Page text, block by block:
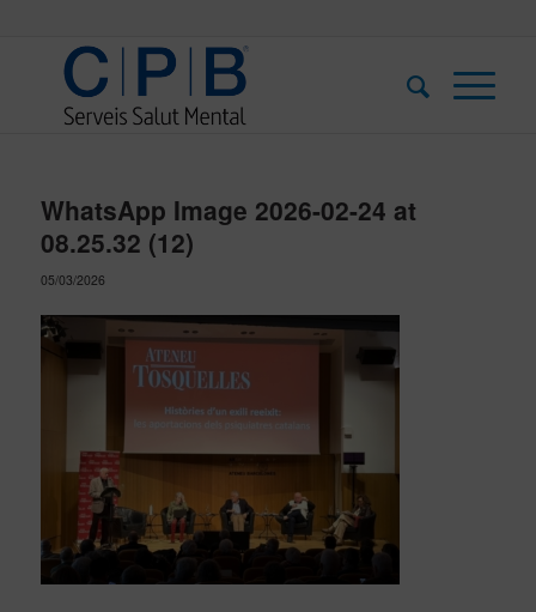
WhatsApp Image 2026-02-24 at
08.25.32 (12)
05/03/2026